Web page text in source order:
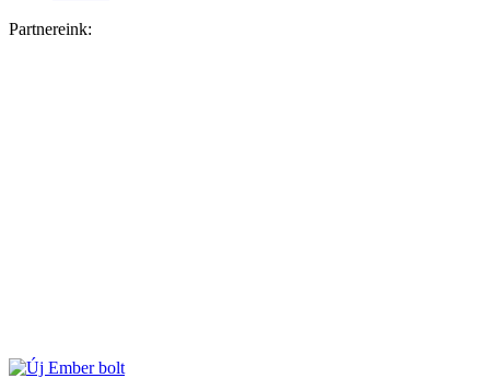
Partnereink: